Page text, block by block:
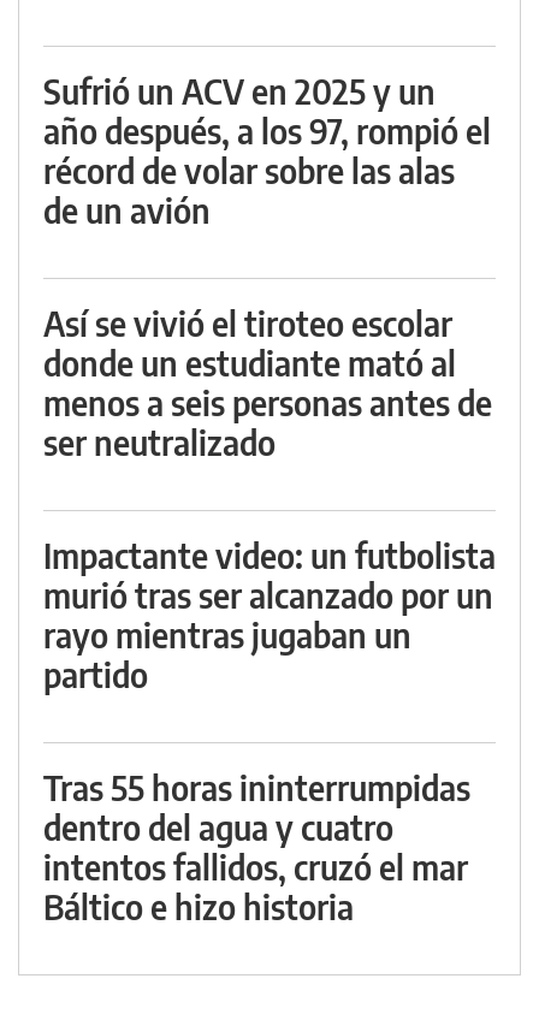
Sufrió un ACV en 2025 y un
año después, a los 97, rompió el
récord de volar sobre las alas
de un avión
Así se vivió el tiroteo escolar
donde un estudiante mató al
menos a seis personas antes de
ser neutralizado
Impactante video: un futbolista
murió tras ser alcanzado por un
rayo mientras jugaban un
partido
Tras 55 horas ininterrumpidas
dentro del agua y cuatro
intentos fallidos, cruzó el mar
Báltico e hizo historia